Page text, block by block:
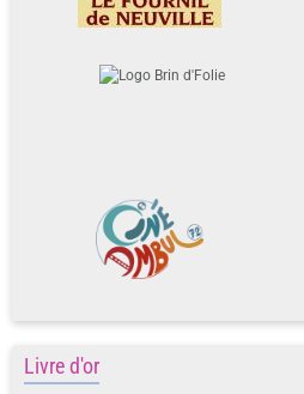
Livre d'or